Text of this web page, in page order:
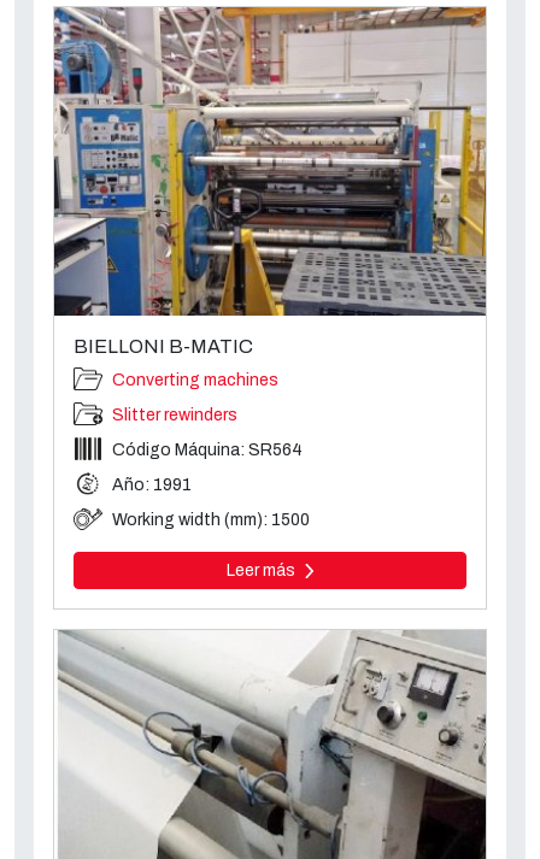
BIELLONI B-MATIC
Converting machines
Slitter rewinders
Código Máquina: SR564
Año: 1991
Working width (mm): 1500
Leer más